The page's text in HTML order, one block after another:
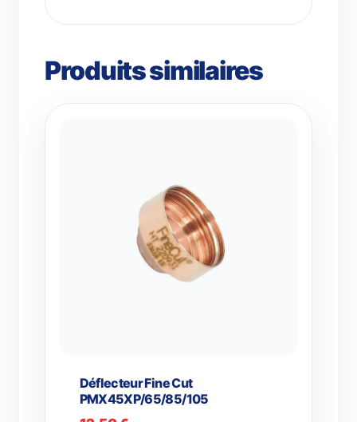
Produits similaires
Déflecteur Fine Cut
PMX45XP/65/85/105